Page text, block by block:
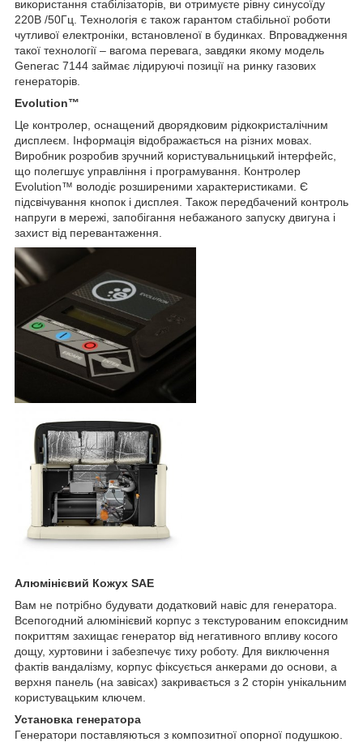
використання стабілізаторів, ви отримуєте рівну синусоїду
220В /50Гц. Технологія є також гарантом стабільної роботи
чутливої електроніки, встановленої в будинках. Впровадження
такої технології – вагома перевага, завдяки якому модель
Generac 7144 займає лідируючі позиції на ринку газових
генераторів.
Evolution™
Це контролер, оснащений дворядковим рідкокристалічним
дисплеєм. Інформація відображається на різних мовах.
Виробник розробив зручний користувальницький інтерфейс,
що полегшує управління і програмування. Контролер
Evolution™ володіє розширеними характеристиками. Є
підсвічування кнопок і дисплея. Також передбачений контроль
напруги в мережі, запобігання небажаного запуску двигуна і
захист від перевантаження.
Алюмінієвий Кожух SAE
Вам не потрібно будувати додатковий навіс для генератора.
Всепогодний алюмінієвий корпус з текстурованим епоксидним
покриттям захищає генератор від негативного впливу косого
дощу, хуртовини і забезпечує тиху роботу. Для виключення
фактів вандалізму, корпус фіксується анкерами до основи, а
верхня панель (на завісах) закривається з 2 сторін унікальним
користувацьким ключем.
Установка генератора
Генератори поставляються з композитної опорної подушкою.